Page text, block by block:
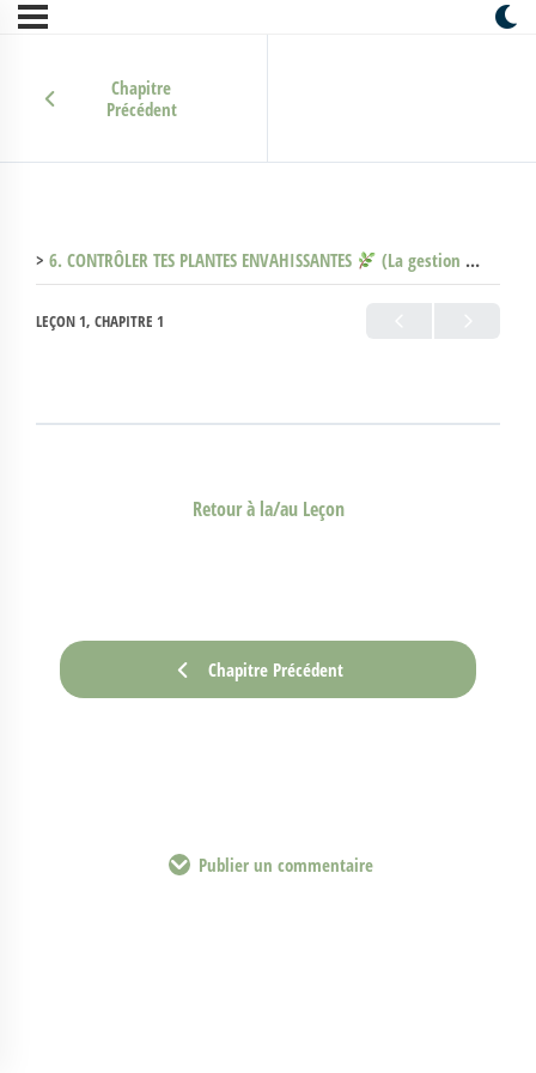
Chapitre
Précédent
6. CONTRÔLER TES PLANTES ENVAHISSANTES (La gestion des pensées)
LEÇON 1, CHAPITRE 1
Chapitre Précédent
Retour à la/au Leçon
Publier un commentaire